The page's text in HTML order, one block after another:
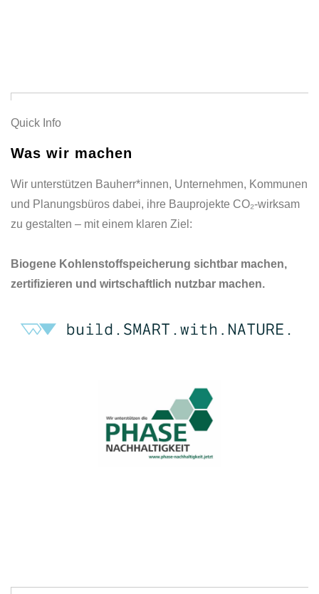
Quick Info
Was wir machen
Wir unterstützen Bauherr*innen, Unternehmen, Kommunen
und Planungsbüros dabei, ihre Bauprojekte CO₂-wirksam
zu gestalten – mit einem klaren Ziel:
Biogene Kohlenstoffspeicherung sichtbar machen,
zertifizieren und wirtschaftlich nutzbar machen.